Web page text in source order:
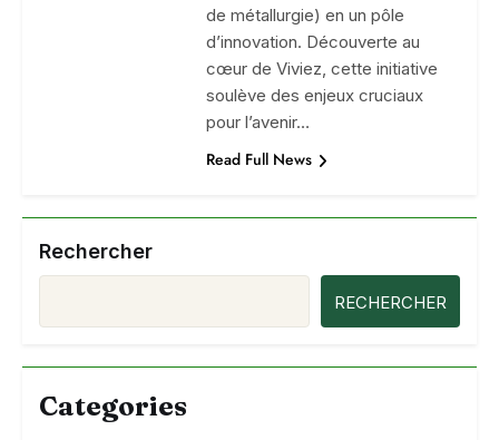
de métallurgie) en un pôle
d’innovation. Découverte au
cœur de Viviez, cette initiative
soulève des enjeux cruciaux
pour l’avenir…
Read Full News
Rechercher
RECHERCHER
Categories